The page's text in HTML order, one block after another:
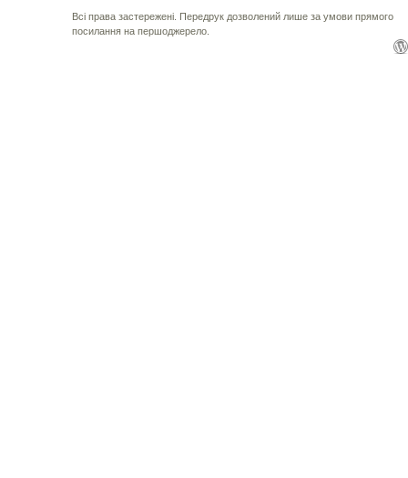
Всі права застережені. Передрук дозволений лише за умови прямого
посилання на першоджерело.